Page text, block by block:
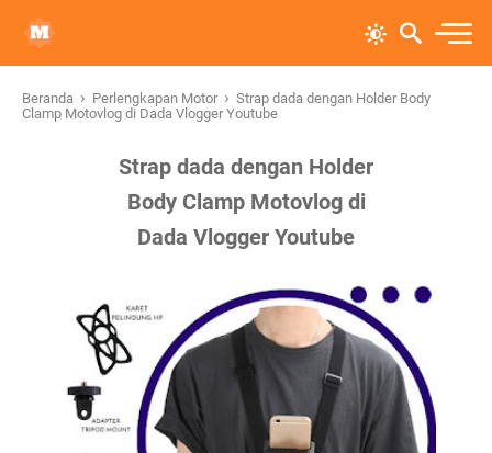
Beranda › Perlengkapan Motor › Strap dada dengan Holder Body
Clamp Motovlog di Dada Vlogger Youtube
Strap dada dengan Holder
Body Clamp Motovlog di
Dada Vlogger Youtube